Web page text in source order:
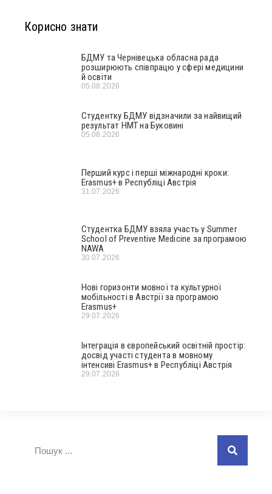
Корисно знати
БДМУ та Чернівецька обласна рада
розширюють співпрацю у сфері медицини
й освіти
05.08.2026
Студентку БДМУ відзначили за найвищий
результат НМТ на Буковині
05.08.2026
Перший курс і перші міжнародні кроки:
Erasmus+ в Республіці Австрія
31.07.2026
Студентка БДМУ взяла участь у Summer
School of Preventive Medicine за програмою
NAWA
30.07.2026
Нові горизонти мовної та культурної
мобільності в Австрії за програмою
Erasmus+
29.07.2026
Інтеграція в європейський освітній простір:
досвід участі студента в мовному
інтенсиві Erasmus+ в Республіці Австрія
29.07.2026